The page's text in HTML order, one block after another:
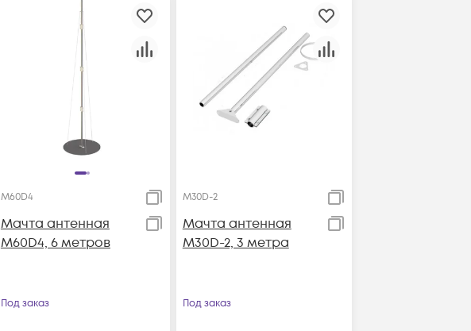
M60D4
Мачта антенная
M60D4, 6 метров
Под заказ
M30D-2
Мачта антенная
M30D-2, 3 метра
Под заказ